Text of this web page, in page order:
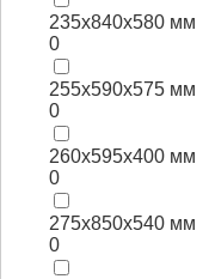
235х840х580 мм
0
255х590х575 мм
0
260х595х400 мм
0
275х850х540 мм
0